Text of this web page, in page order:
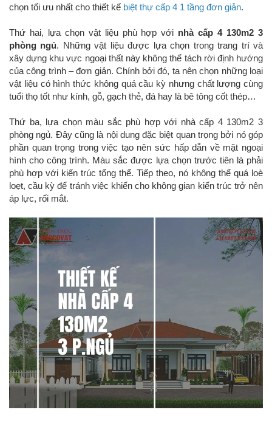
chọn tối ưu nhất cho thiết kế biệt thự cấp 4 1 tầng đơn giản.
Thứ hai, lựa chọn vật liệu phù hợp với nhà cấp 4 130m2 3
phòng ngủ. Những vật liệu được lựa chọn trong trang trí và
xây dựng khu vực ngoại thất này không thể tách rời định hướng
của công trình – đơn giản. Chính bởi đó, ta nên chọn những loại
vật liệu có hình thức không quá cầu kỳ nhưng chất lượng cùng
tuổi thọ tốt như kính, gỗ, gạch thẻ, đá hay là bê tông cốt thép…
Thứ ba, lựa chọn màu sắc phù hợp với nhà cấp 4 130m2 3
phòng ngủ. Đây cũng là nội dung đặc biệt quan trọng bởi nó góp
phần quan trọng trong việc tạo nên sức hấp dẫn về mặt ngoại
hình cho công trình. Màu sắc được lựa chọn trước tiên là phải
phù hợp với kiến trúc tổng thể. Tiếp theo, nó không thể quá loè
loẹt, cầu kỳ để tránh việc khiến cho không gian kiến trúc trở nên
áp lực, rối mắt.